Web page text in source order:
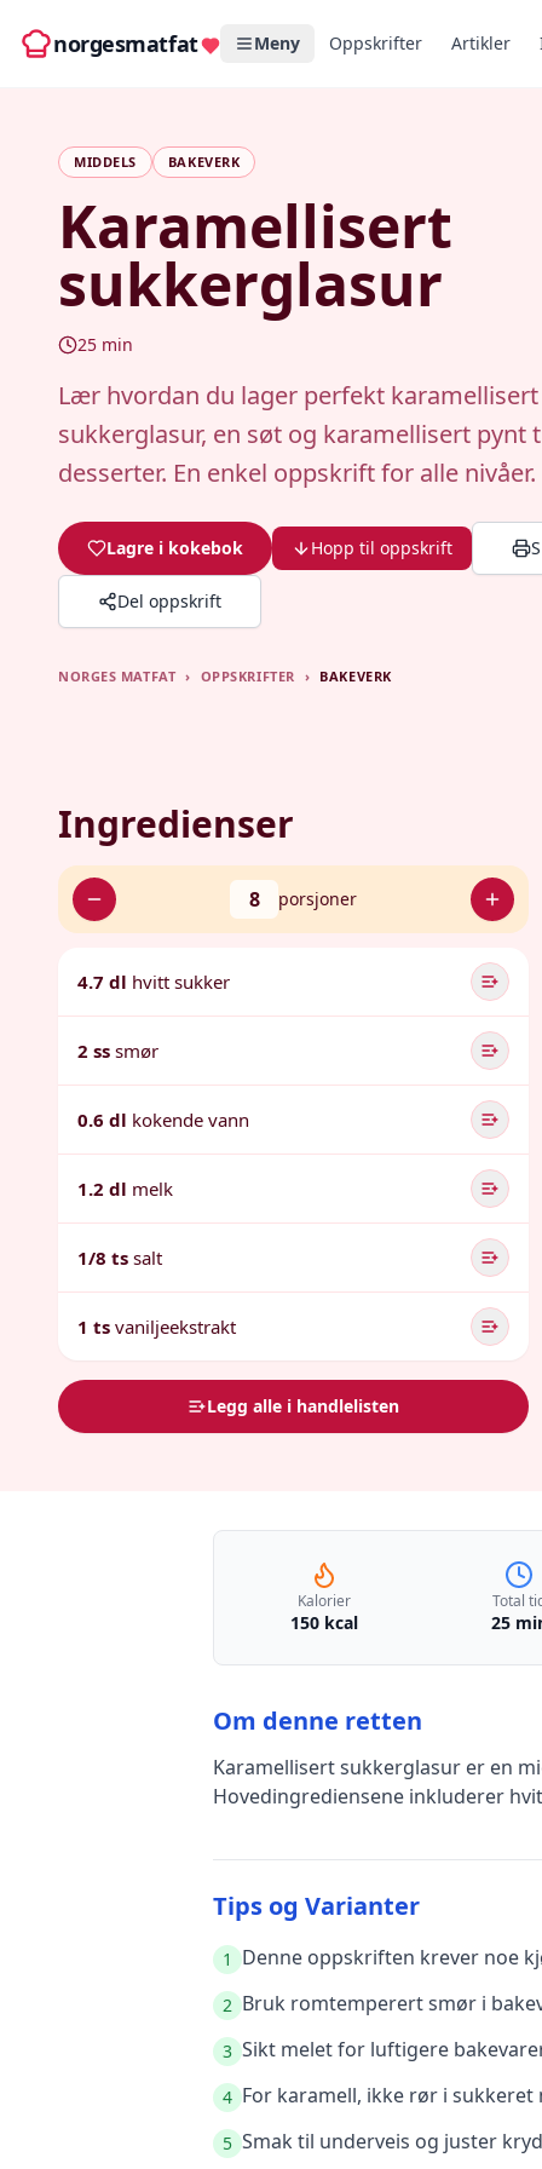
norgesmatfat Meny Oppskrifter Artikler
MIDDELS BAKEVERK
Karamellisert
sukkerglasur
25 min
Lær hvordan du lager perfekt karamellisert
sukkerglasur, en søt og karamellisert pynt
desserter. En enkel oppskrift for alle nivåer.
Lagre i kokebok Hopp til oppskrift
Del oppskrift
NORGES MATFAT › OPPSKRIFTER › BAKEVERK
Ingredienser
8 porsjoner
4.7 dl hvitt sukker
2 ss smør
0.6 dl kokende vann
1.2 dl melk
1/8 ts salt
1 ts vaniljeekstrakt
Legg alle i handlelisten
Kalorier
150 kcal
Total
25
Om denne retten
Karamellisert sukkerglasur er en
Hovedingrediensene inkluderer
Tips og Varianter
1 Denne oppskriften krever noe
2 Bruk romtemperert smør i
3 Sikt melet for luftigere
4 For karamell, ikke rør i
5 Smak til underveis og juster